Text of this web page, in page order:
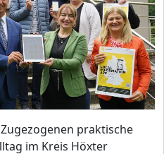
praktische
im Kreis Höxter